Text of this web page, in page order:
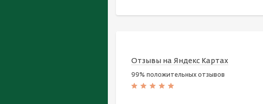
Отзывы на Яндекс Картах
99% положительных отзывов